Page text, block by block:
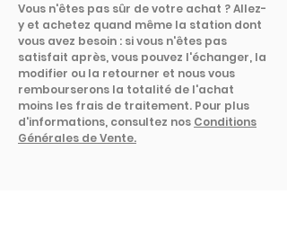
Vous n'êtes pas sûr de votre achat ? Allez-
y et achetez quand même la station dont
vous avez besoin : si vous n'êtes pas
satisfait après, vous pouvez l'échanger, la
modifier ou la retourner et nous vous
rembourserons la totalité de l'achat
moins les frais de traitement. Pour plus
d'informations, consultez nos Conditions
Générales de Vente.